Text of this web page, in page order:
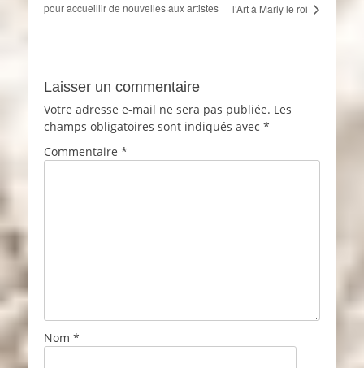
pour accueillir de nouvelles·aux artistes
l’Art à Marly le roi
Laisser un commentaire
Votre adresse e-mail ne sera pas publiée. Les
champs obligatoires sont indiqués avec *
Commentaire *
Nom *